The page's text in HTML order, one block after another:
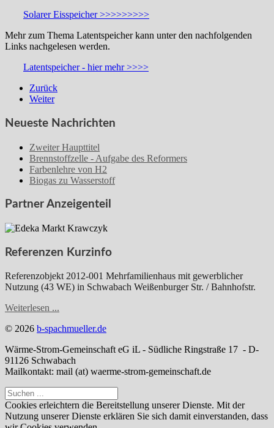
Solarer Eisspeicher >>>>>>>>>
Mehr zum Thema Latentspeicher kann unter den nachfolgenden
Links nachgelesen werden.
Latentspeicher - hier mehr >>>>
Zurück
Weiter
Neueste Nachrichten
Zweiter Haupttitel
Brennstoffzelle - Aufgabe des Reformers
Farbenlehre von H2
Biogas zu Wasserstoff
Partner Anzeigenteil
Referenzen Kurzinfo
Referenzobjekt 2012-001 Mehrfamilienhaus mit gewerblicher
Nutzung (43 WE) in Schwabach Weißenburger Str. / Bahnhofstr.
Weiterlesen ...
© 2026 b-spachmueller.de
Wärme-Strom-Gemeinschaft eG iL - Südliche Ringstraße 17 - D-
91126 Schwabach
Mailkontakt: mail (at) waerme-strom-gemeinschaft.de
Cookies erleichtern die Bereitstellung unserer Dienste. Mit der
Nutzung unserer Dienste erklären Sie sich damit einverstanden, dass